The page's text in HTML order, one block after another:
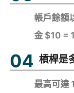
帳戶餘額
金 $10 =
槓桿是
最高可達